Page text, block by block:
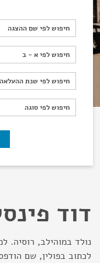
חיפוש לפי שם ההצגה
חיפוש לפי א - ב
חיפוש לפי א - ב
חיפוש לפי שנת
חיפוש לפי שנת ההעלאה
חיפוש לפי סוגה
חיפוש לפי סוגה
דוד
נולד במוהילב, רוסיה.
לכתוב בפולין, שם